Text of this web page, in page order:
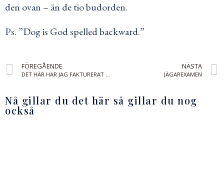
den ovan – än de tio budorden.
Ps. ”Dog is God spelled backward.”
FÖREGÅENDE NÄSTA
JÄGAREXAMEN
Nå gillar du det här så gillar du nog
också